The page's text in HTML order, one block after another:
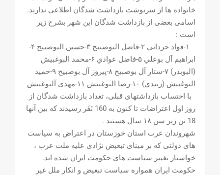
خانواده ها از سرنوشت بازداشت شدگان اطلاعى ندارند.
اسامى بعضى از بازداشت شدگان اين شهر بشرح زير
است :
۱-فواد حرداني ۲-فاضل البوصبیح ۳-حسین البوصبیح ۴-
ابراهیم آل بوعلي ۵-فاضل عوادي ۶-محمد البوغبیش
(البوبدر) ۷-ستار آل بوصبیح ۸-پیروز آل بوصبیح ٩-حمید
البوغبیش (زبیدي) ١٠-رضا البوغبیش ١١-مهدي آلبوغبيش
با احتساب بازداشتهاى قبلى، تعداد بازداشت شدگان از
روز اول اعتراضات تا كنون به 160 نَفَر رسيدند كه بين آنها
18 تن زير سن ١٨ سال هستند .
شهروندان عرب استان خوزستان در اعتراض به سیاست
های دولتی که بر مبنای تبعیض نژادی علیه ملت عرب ،
خواستار تغییر سیاست های حکومت ایران شده اند.
حکومت ایران همواره سیاست تبعیض و‌ انکار ملل غیر